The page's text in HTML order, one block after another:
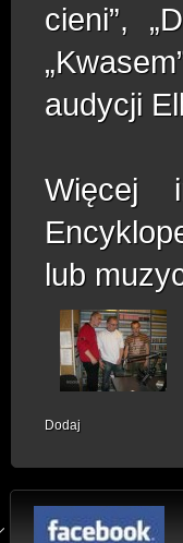
cieni”,
audycji
Więcej
lub
Dodaj